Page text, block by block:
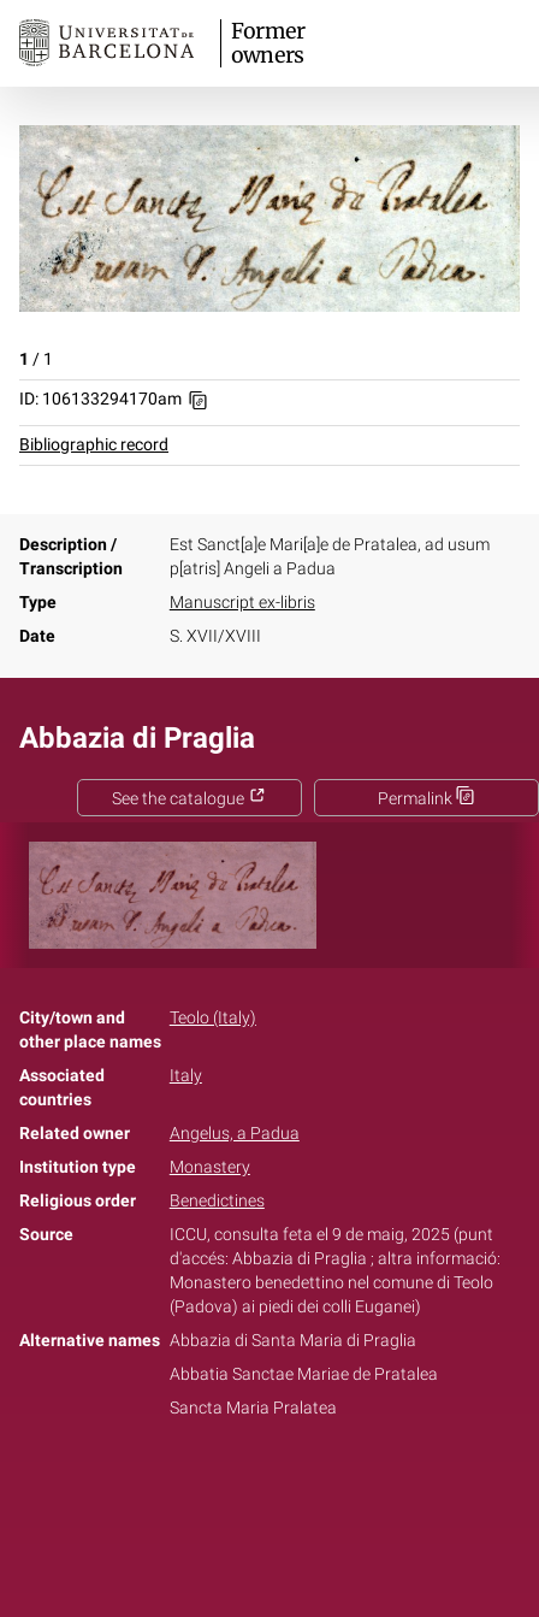
Former
owners
1 / 1
ID: 106133294170am
Bibliographic record
Description /
Transcription
Est Sanct[a]e Mari[a]e de Pratalea, ad usum
p[atris] Angeli a Padua
Type
Manuscript ex-libris
Date
S. XVII/XVIII
Abbazia di Praglia
Permalink
See the catalogue
City/town and
other place names
Teolo (Italy)
Associated
countries
Italy
Related owner
Angelus, a Padua
Institution type
Monastery
Religious order
Benedictines
Source
ICCU, consulta feta el 9 de maig, 2025 (punt
d'accés: Abbazia di Praglia ; altra informació:
Monastero benedettino nel comune di Teolo
(Padova) ai piedi dei colli Euganei)
Alternative names Abbazia di Santa Maria di Praglia
Abbatia Sanctae Mariae de Pratalea
Sancta Maria Pralatea